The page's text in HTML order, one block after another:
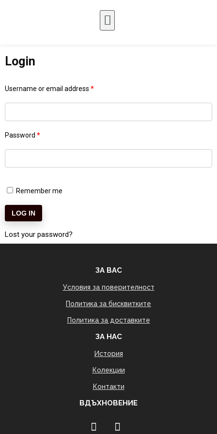
Login
Username or email address *
Password *
Remember me
LOG IN
Lost your password?
ЗА ВАС
Условия за поверителност
Политика за бисквитките
Политика за доставките
ЗА НАС
История
Колекции
Контакти
ВДЪХНОВЕНИЕ